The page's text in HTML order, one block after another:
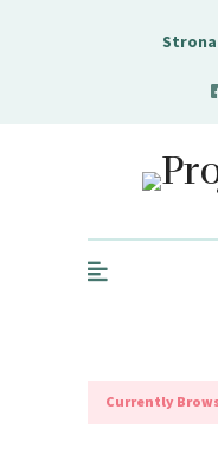
Strona
Projekt
Currently